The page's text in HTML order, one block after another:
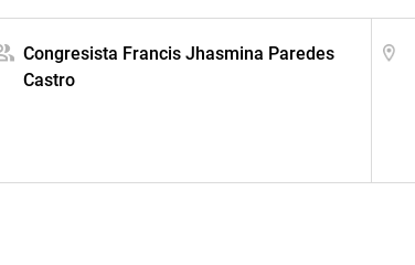
Congresista Francis Jhasmina Paredes
Castro